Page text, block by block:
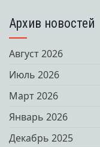
Архив новостей
Август 2026
Июль 2026
Март 2026
Январь 2026
Декабрь 2025